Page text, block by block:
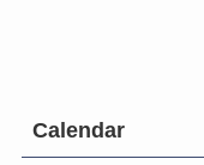
Calendar